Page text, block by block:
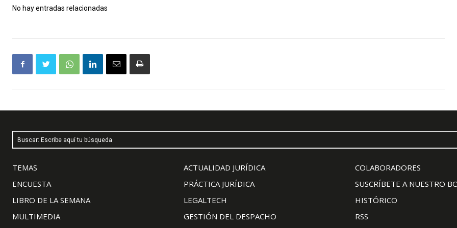
No hay entradas relacionadas
Buscar: Escribe aquí tu búsqueda
TEMAS
ENCUESTA
LIBRO DE LA SEMANA
MULTIMEDIA
ACTUALIDAD JURÍDICA
PRÁCTICA JURÍDICA
LEGALTECH
GESTIÓN DEL DESPACHO
COLABORADORES
SUSCRÍBETE A NUESTRO
HISTÓRICO
RSS